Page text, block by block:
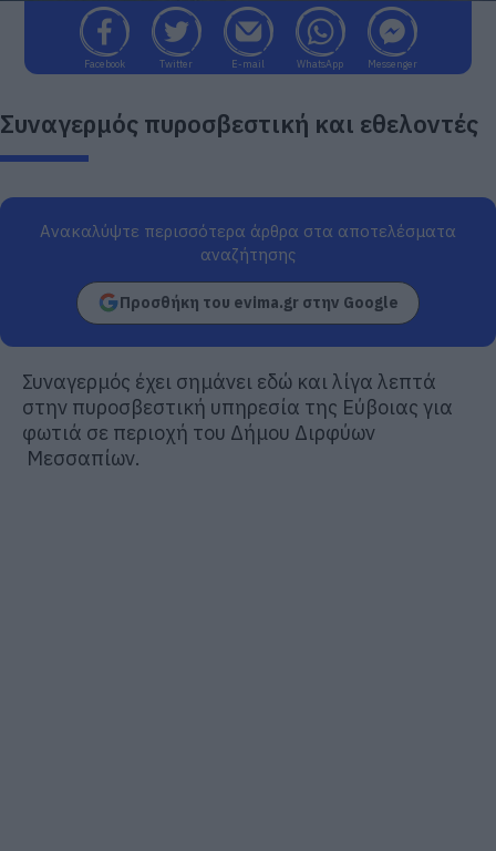
Facebook Twitter E-mail WhatsApp Messenger
Συναγερμός πυροσβεστική και εθελοντές
Ανακαλύψτε περισσότερα άρθρα στα αποτελέσματα
αναζήτησης
Προσθήκη του evima.gr στην Google
Συναγερμός έχει σημάνει εδώ και λίγα λεπτά
στην πυροσβεστική υπηρεσία της Εύβοιας για
φωτιά σε περιοχή του Δήμου Διρφύων
Μεσσαπίων.